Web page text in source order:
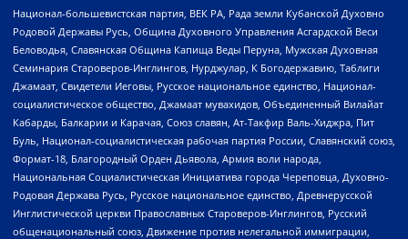
Национал-большевистская партия, ВЕК РА, Рада земли Кубанской Духовно
Родовой Державы Русь, Община Духовного Управления Асгардской Веси
Беловодья, Славянская Община Капища Веды Перуна, Мужская Духовная
Семинария Староверов-Инглингов, Нурджулар, К Богодержавию, Таблиги
Джамаат, Свидетели Иеговы, Русское национальное единство, Национал-
социалистическое общество, Джамаат мувахидов, Объединенный Вилайат
Кабарды, Балкарии и Карачая, Союз славян, Ат-Такфир Валь-Хиджра, Пит
Буль, Национал-социалистическая рабочая партия России, Славянский союз,
Формат-18, Благородный Орден Дьявола, Армия воли народа,
Национальная Социалистическая Инициатива города Череповца, Духовно-
Родовая Держава Русь, Русское национальное единство, Древнерусской
Инглистической церкви Православных Староверов-Инглингов, Русский
общенациональный союз, Движение против нелегальной иммиграции,